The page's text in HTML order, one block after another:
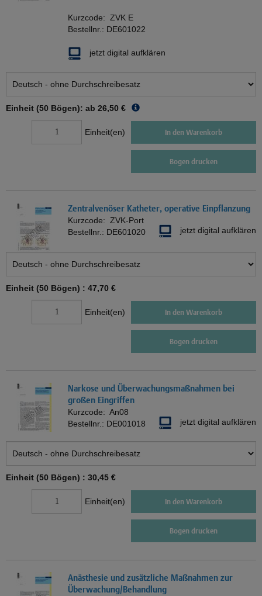
Kurzcode: ZVK E
Bestellnr.: DE601022
jetzt digital aufklären
Einheit (50 Bögen): ab 26,50 €
Einheit(en) In den Warenkorb
Bogen drucken
Zentralvenöser Katheter, operative Einpflanzung
Kurzcode: ZVK-Port
Bestellnr.: DE601020 jetzt digital aufklären
Einheit (50 Bögen) : 47,70 €
Einheit(en) In den Warenkorb
Bogen drucken
Narkose und Überwachungsmaßnahmen bei
großen Eingriffen
Kurzcode: An08
Bestellnr.: DE001018 jetzt digital aufklären
Einheit (50 Bögen) : 30,45 €
Einheit(en) In den Warenkorb
Bogen drucken
Anästhesie und zusätzliche Maßnahmen zur
Überwachung/Behandlung